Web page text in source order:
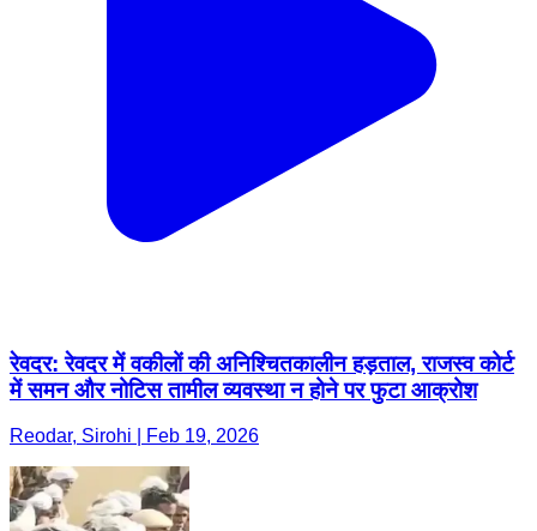
रेवदर: रेवदर में वकीलों की अनिश्चितकालीन हड़ताल, राजस्व कोर्ट
में समन और नोटिस तामील व्यवस्था न होने पर फुटा आक्रोश
Reodar, Sirohi | Feb 19, 2026